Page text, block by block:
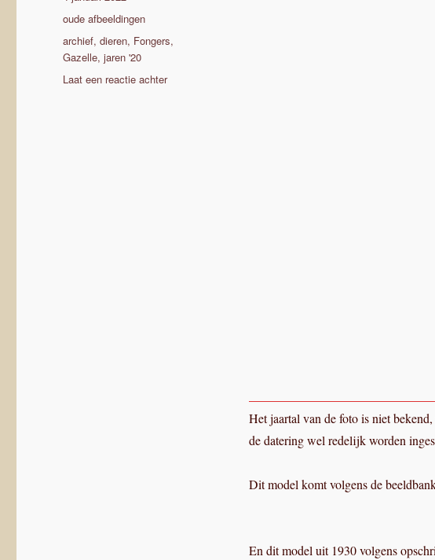
Het jaartal van de foto is niet
de datering wel redelijk worden
Dit model komt volgens de
En dit model uit 1930 volgens
Categorieën
oude afbeeldingen
Tags
archief,dieren, Fongers,
Gazelle,jaren '20
Laat een reactie achterop